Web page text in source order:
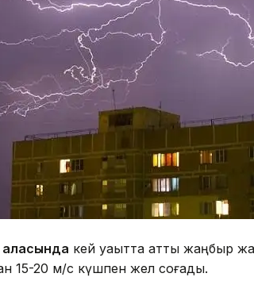
кей уақытта қатты жаңбыр
15-20 м/с күшпен жел соғады.